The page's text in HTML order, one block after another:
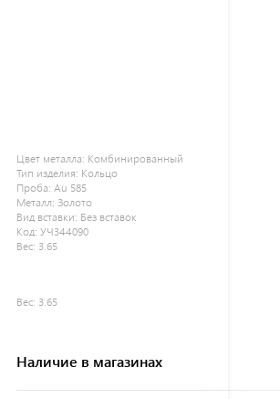
Цвет металла: Комбинированный
Тип изделия: Кольцо
Проба: Au 585
Металл: Золото
Вид вставки: Без вставок
Код: УЧ344090
Вес: 3.65
Вес: 3.65
Наличие в магазинах